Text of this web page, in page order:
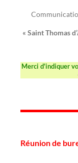
« Saint Thomas
Merci d'indiquer
Réunion de